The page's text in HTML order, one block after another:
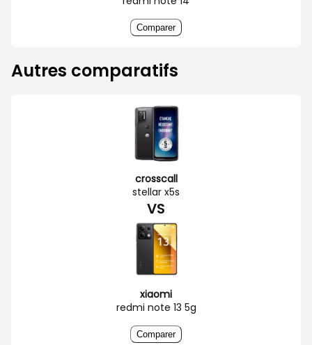
Comparer
Autres comparatifs
crosscall
stellar x5s
VS
xiaomi
redmi note 13 5g
Comparer